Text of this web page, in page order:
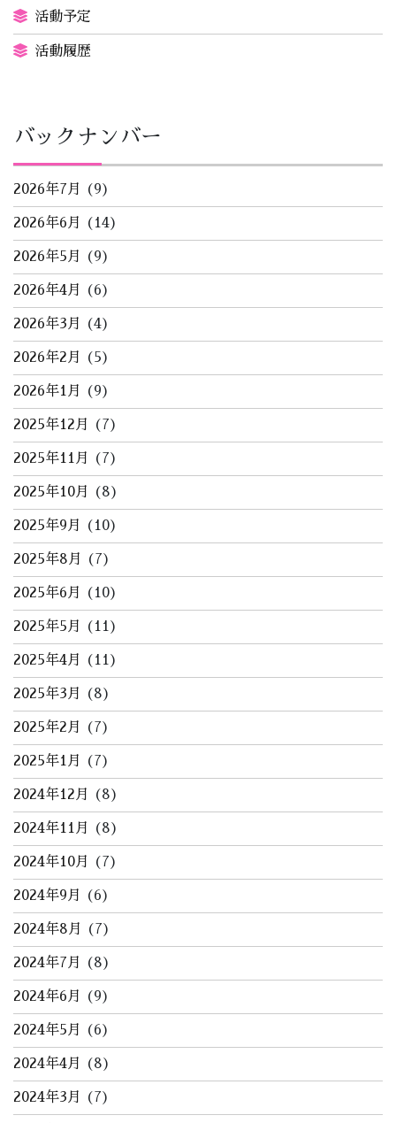
活動予定
活動履歴
バックナンバー
2026年7月 (9)
2026年6月 (14)
2026年5月 (9)
2026年4月 (6)
2026年3月 (4)
2026年2月 (5)
2026年1月 (9)
2025年12月 (7)
2025年11月 (7)
2025年10月 (8)
2025年9月 (10)
2025年8月 (7)
2025年6月 (10)
2025年5月 (11)
2025年4月 (11)
2025年3月 (8)
2025年2月 (7)
2025年1月 (7)
2024年12月 (8)
2024年11月 (8)
2024年10月 (7)
2024年9月 (6)
2024年8月 (7)
2024年7月 (8)
2024年6月 (9)
2024年5月 (6)
2024年4月 (8)
2024年3月 (7)